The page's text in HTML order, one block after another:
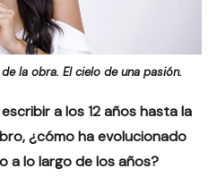
la obra. El cielo de una pasión.
a los 12 años hasta la
¿cómo ha evolucionado
a lo largo de los años?